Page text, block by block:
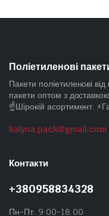
Поліетиленові
Пакети поліетиленові
пакети оптом з
☝️Шірокій асортимент.
kalyna.pack@gmail.com
Контакти
+380958834328
Пн-Пт: 9:00-18:00